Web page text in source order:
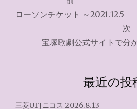
稿
ローソンチケット ～2021.12.5
次
宝塚歌劇公式サイトで分
最近の投
三菱UFJニコス 2026.8.13